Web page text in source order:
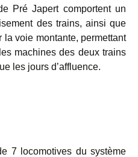
Pré Japert comportent un
des trains, ainsi que
voie montante, permettant
machines des deux trains
les jours d’affluence.
7 locomotives du système